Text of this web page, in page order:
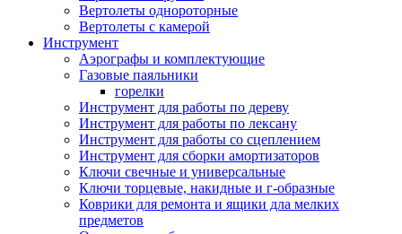
Вертолеты однороторные
Вертолеты с камерой
Инструмент
Аэрографы и комплектующие
Газовые паяльники
горелки
Инструмент для работы по дереву
Инструмент для работы по лексану
Инструмент для работы со сцеплением
Инструмент для сборки амортизаторов
Ключи свечные и универсальные
Ключи торцевые, накидные и г-образные
Коврики для ремонта и ящики дла мелких
предметов